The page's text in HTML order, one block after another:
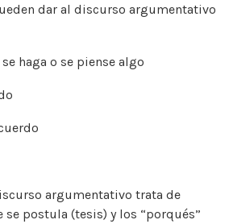
dar al discurso argumentativo
haga o se piense algo
argumentativo trata de
se postula (tesis) y los “porqués”